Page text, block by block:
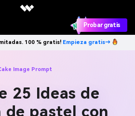
Probar gratis
100 % gratis! Empieza gratis→
Image Prompt
25 Ideas de
de pastel con